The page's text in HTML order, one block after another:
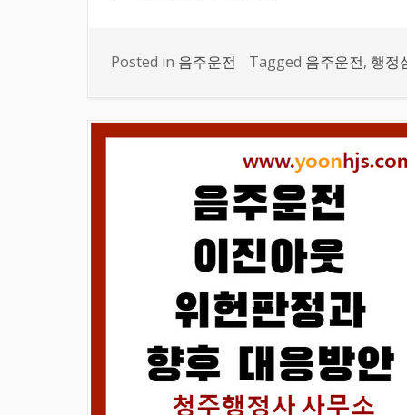
Posted in 음주운전 Tagged 음주운전, 행정